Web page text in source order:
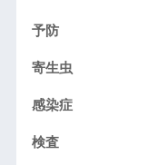
予防
寄生虫
感染症
検査